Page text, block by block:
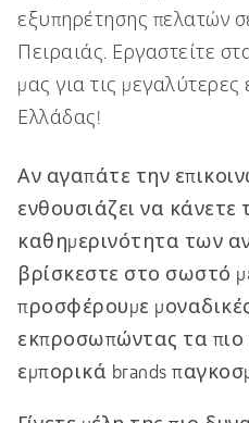
εξυπηρέτησης πελατών
Πειραιάς. Εργαστείτε
μας για τις μεγαλύτερες
Ελλάδας!
Αν αγαπάτε την
ενθουσιάζει να
καθημερινότητα των
βρίσκεστε στο σωστό
προσφέρουμε
εκπροσωπώντας τα πιο
εμπορικά brands